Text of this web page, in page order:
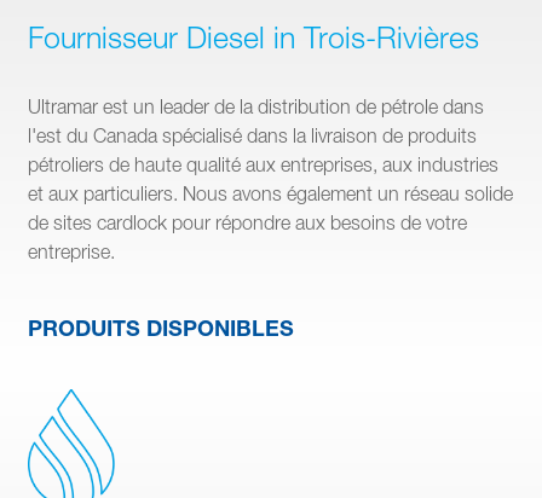
Fournisseur Diesel in Trois-Rivières
Ultramar est un leader de la distribution de pétrole dans
l'est du Canada spécialisé dans la livraison de produits
pétroliers de haute qualité aux entreprises, aux industries
et aux particuliers. Nous avons également un réseau solide
de sites cardlock pour répondre aux besoins de votre
entreprise.
PRODUITS DISPONIBLES